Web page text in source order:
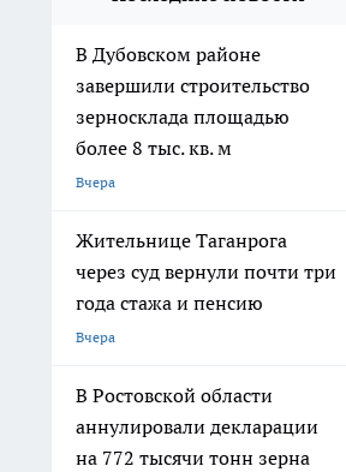
В Дубовском районе
завершили строительство
зерносклада площадью
более 8 тыс. кв. м
Вчера
Жительнице Таганрога
через суд вернули почти три
года стажа и пенсию
Вчера
В Ростовской области
аннулировали декларации
на 772 тысячи тонн зерна